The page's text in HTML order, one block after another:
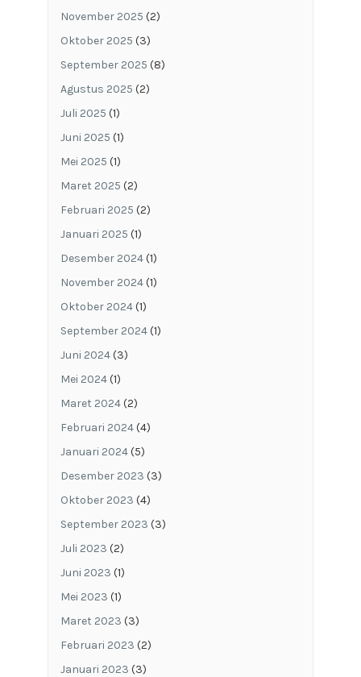
November 2025 (2)
Oktober 2025 (3)
September 2025 (8)
Agustus 2025 (2)
Juli 2025 (1)
Juni 2025 (1)
Mei 2025 (1)
Maret 2025 (2)
Februari 2025 (2)
Januari 2025 (1)
Desember 2024(1)
November 2024(1)
Oktober 2024(1)
September 2024(1)
Juni 2024(3)
Mei 2024(1)
Maret 2024(2)
Februari 2024(4)
Januari 2024(5)
Desember 2023 (3)
Oktober 2023 (4)
September 2023 (3)
Juli 2023 (2)
Juni 2023 (1)
Mei 2023 (1)
Maret 2023 (3)
Februari 2023 (2)
Januari 2023 (3)